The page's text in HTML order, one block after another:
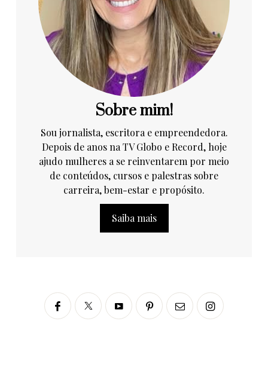
Sobre mim!
Sou jornalista, escritora e empreendedora.
Depois de anos na TV Globo e Record, hoje
ajudo mulheres a se reinventarem por meio
de conteúdos, cursos e palestras sobre
carreira, bem-estar e propósito.
Saiba mais